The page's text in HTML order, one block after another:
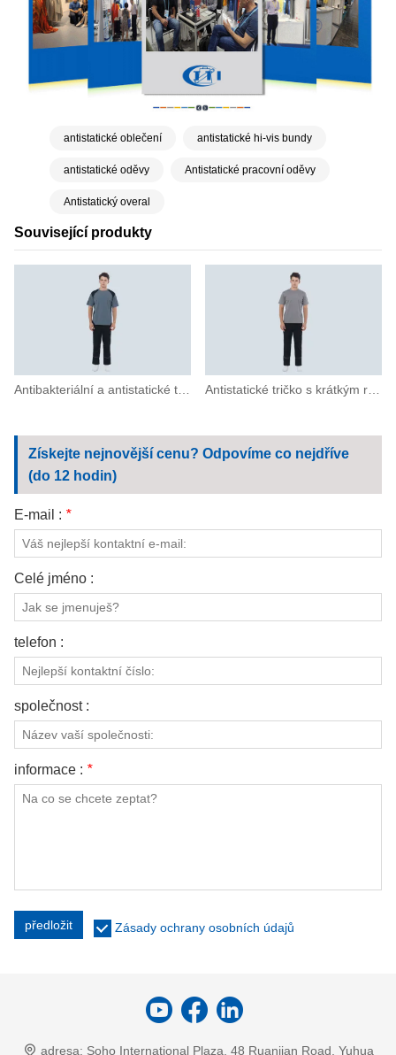
Související produkty
Antibakteriální a antistatické tričko s krátkým rukávem Antistatické tričko s krátkým rukávem a kulatým výstřihem
antistatické oblečení antistatické hi-vis bundy
antistatické oděvy Antistatické pracovní oděvy
Antistatický overal
Získejte nejnovější cenu? Odpovíme co nejdříve
(do 12 hodin)
E-mail : *
Celé jméno :
telefon :
společnost :
informace : *
předložit Zásady ochrany osobních údajů
adresa: Soho International Plaza, 48 Ruanjian Road, Yuhua